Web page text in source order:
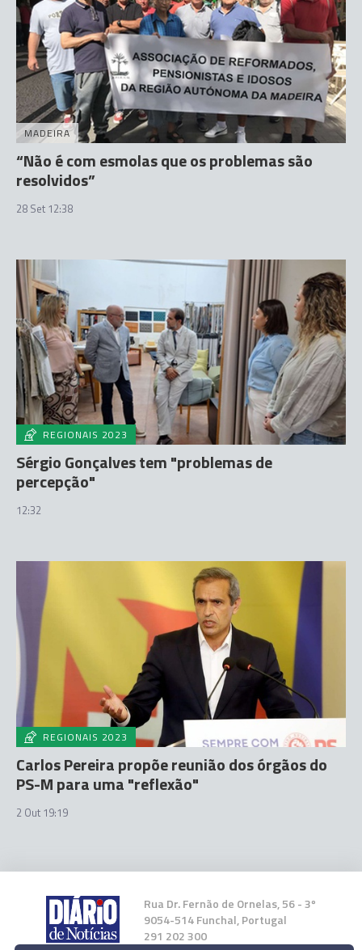
MADEIRA
“Não é com esmolas que os problemas são
resolvidos”
28 Set 12:38
REGIONAIS 2023
Sérgio Gonçalves tem "problemas de
percepção"
12:32
REGIONAIS 2023
Carlos Pereira propõe reunião dos órgãos do
PS-M para uma "reflexão"
2 Out 19:19
Rua Dr. Fernão de Ornelas, 56 - 3º
9054-514 Funchal, Portugal
291 202 300